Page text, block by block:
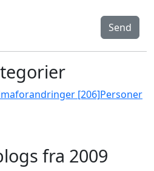
Send
[206]Personer
fra 2009